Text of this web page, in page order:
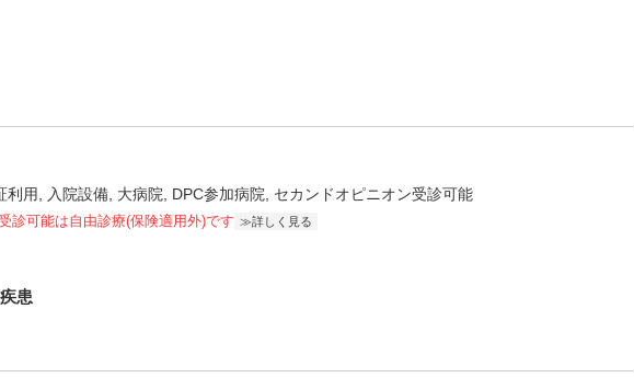
利用 入院設備 大病院 DPC参加病院 セカンドオピニオン受診可能
診可能は自由診療(保険適用外)です 詳しく見る
患